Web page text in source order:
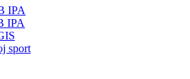
IPA
IPA
sport